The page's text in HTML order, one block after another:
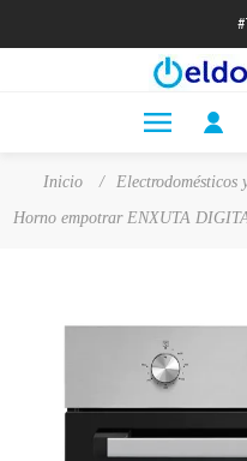
Inicio / Electrodomésticos
Horno empotrar ENXUTA